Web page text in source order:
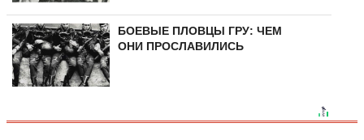
БОЕВЫЕ ПЛОВЦЫ ГРУ: ЧЕМ
ОНИ ПРОСЛАВИЛИСЬ